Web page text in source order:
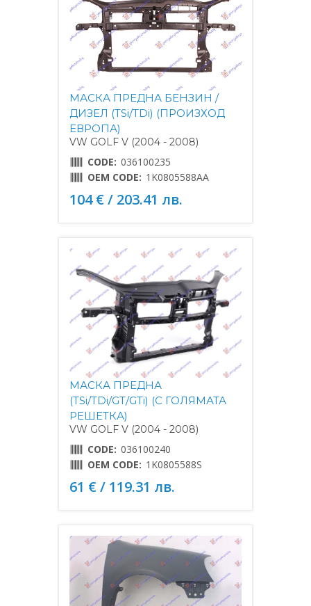
МАСКА ПРЕДНА БЕНЗИН /
ДИЗЕЛ (TSi/TDi) (ПРОИЗХОД
ЕВРОПА)
VW GOLF V (2004 - 2008)
CODE: 036100235
OEM CODE: 1K0805588AA
104 € / 203.41 лв.
МАСКА ПРЕДНА
(TSi/TDi/GT/GTi) (С ГОЛЯМАТА
РЕШЕТКА)
VW GOLF V (2004 - 2008)
CODE: 036100240
OEM CODE: 1K0805588S
61 € / 119.31 лв.